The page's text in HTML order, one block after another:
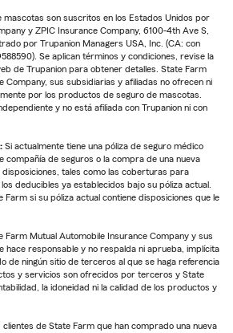
mascotas son suscritos en los Estados Unidos por
y ZPIC Insurance Company, 6100-4th Ave S,
por Trupanion Managers USA, Inc. (CA: con
Se aplican términos y condiciones, revise la
de Trupanion para obtener detalles. State Farm
Company, sus subsidiarias y afiliadas no ofrecen ni
por los productos de seguro de mascotas.
y no está afiliada con Trupanion ni con
Si actualmente tiene una póliza de seguro médico
compañía de seguros o la compra de una nueva
tales como las coberturas para
deducibles ya establecidos bajo su póliza actual.
Farm si su póliza actual contiene disposiciones que le
Farm Mutual Automobile Insurance Company y sus
hace responsable y no respalda ni aprueba, implícita
de ningún sitio de terceros al que se haga referencia
y servicios son ofrecidos por terceros y State
la idoneidad ni la calidad de los productos y
clientes de State Farm que han comprado una nueva